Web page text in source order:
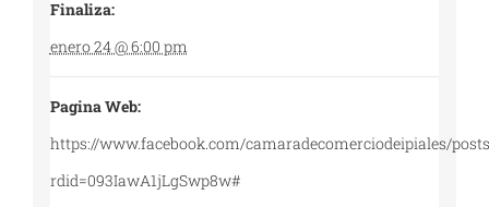
Finaliza:
enero 24 @ 6:00 pm
Pagina Web:
https://www.facebook.com/camaradecomerciodeipiales/
rdid=093IawA1jLgSwp8w#